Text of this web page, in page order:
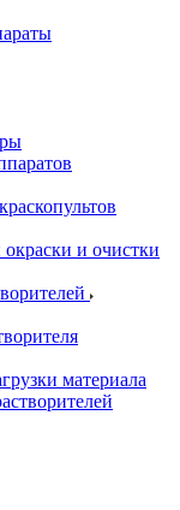
и очистки
материала